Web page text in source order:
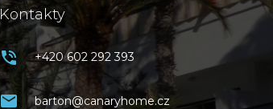
Kontakty
+420 602 292 393
barton@canaryhome.cz